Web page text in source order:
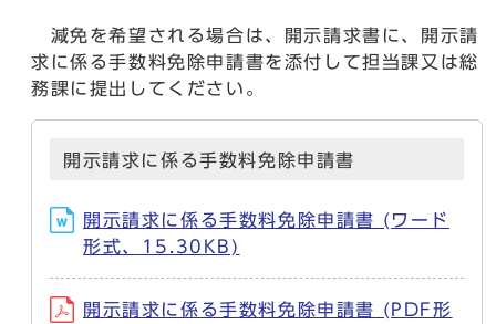
減免を希望される場合は、開示請求書に、開示請
求に係る手数料免除申請書を添付して担当課又は総
務課に提出してください。
開示請求に係る手数料免除申請書
開示請求に係る手数料免除申請書 (ワード
形式、15.30KB)
開示請求に係る手数料免除申請書 (PDF形